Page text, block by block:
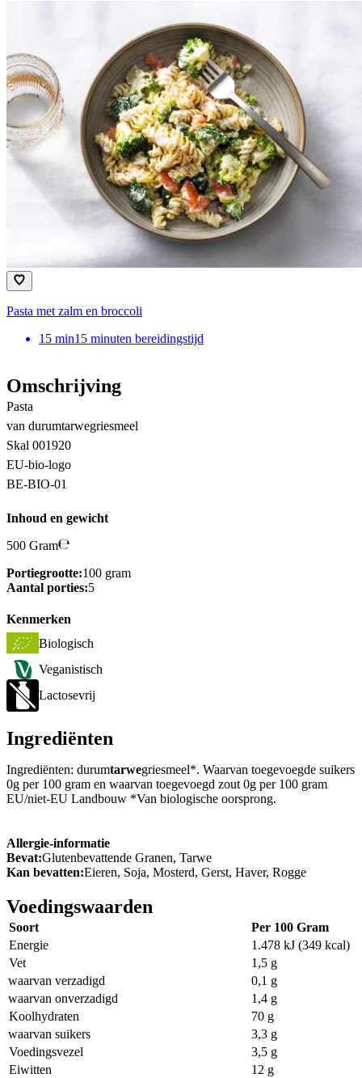
Pasta met zalm en broccoli
15 min15 minuten bereidingstijd
Omschrijving
Pasta
van durumtarwegriesmeel
Skal 001920
EU-bio-logo
BE-BIO-01
Inhoud en gewicht
500 Gram
Portiegrootte:100 gram
Aantal porties:5
Kenmerken
Biologisch
Veganistisch
Lactosevrij
Ingrediënten
Ingrediënten: durumtarwegriesmeel*. Waarvan toegevoegde suikers
0g per 100 gram en waarvan toegevoegd zout 0g per 100 gram
EU/niet-EU Landbouw *Van biologische oorsprong.
Allergie-informatie
Bevat:Glutenbevattende Granen, Tarwe
Kan bevatten:Eieren, Soja, Mosterd, Gerst, Haver, Rogge
Voedingswaarden
Soort
Per 100 Gram
Energie
1.478 kJ (349 kcal)
Vet
1,5 g
waarvan verzadigd
0,1 g
waarvan onverzadigd
1,4 g
Koolhydraten
70 g
waarvan suikers
3,3 g
Voedingsvezel
3,5 g
Eiwitten
12 g